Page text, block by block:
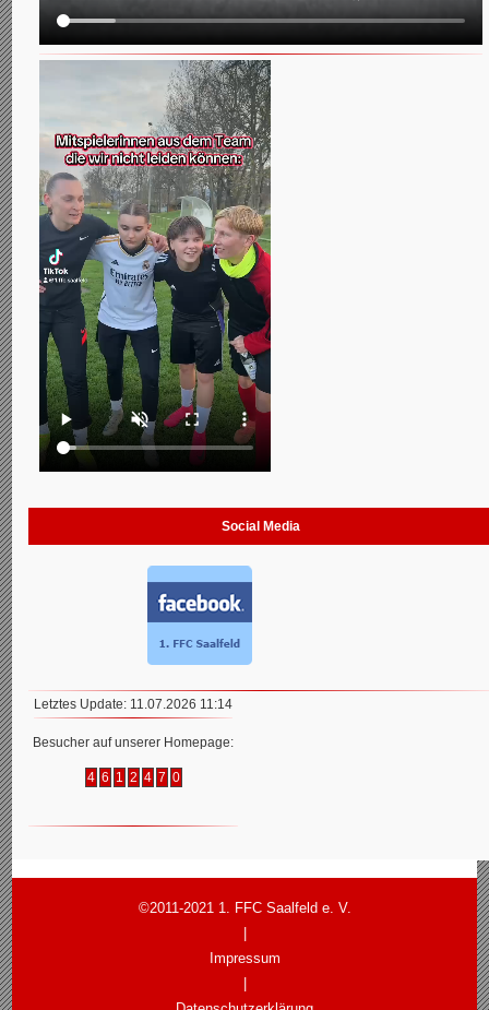
Social Media
Letztes Update: 11.07.2026 11:14
Besucher auf unserer Homepage:
4 6 1 2 4 7 0
©2011-2021 1. FFC Saalfeld e. V.
Impressum